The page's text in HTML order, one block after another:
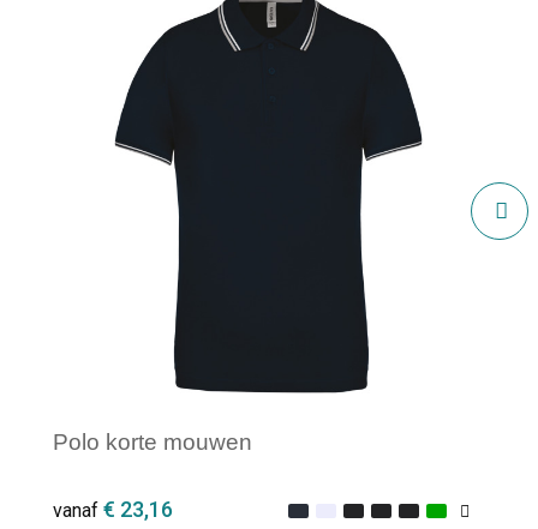
Polo korte mouwen
vanaf € 23,16